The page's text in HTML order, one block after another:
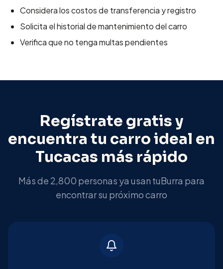
Considera los costos de transferencia y registro
Solicita el historial de mantenimiento del carro
Verifica que no tenga multas pendientes
Regístrate gratis y
encuentra tu carro ideal en
Tucacas más rápido
Más de 2,800 personas ya usan tuBurra para
encontrar su próximo carro